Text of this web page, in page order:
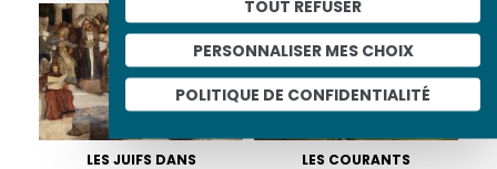
TOUT REFUSER
PERSONNALISER MES CHOIX
POLITIQUE DE CONFIDENTIALITÉ
LES JUIFS DANS
LES COURANTS